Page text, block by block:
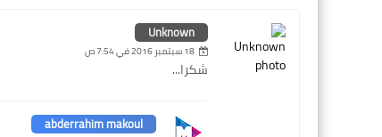
Unknown
18 سبتمبر 2016 في 7:54 ص
شكرا...
abderrahim makoul